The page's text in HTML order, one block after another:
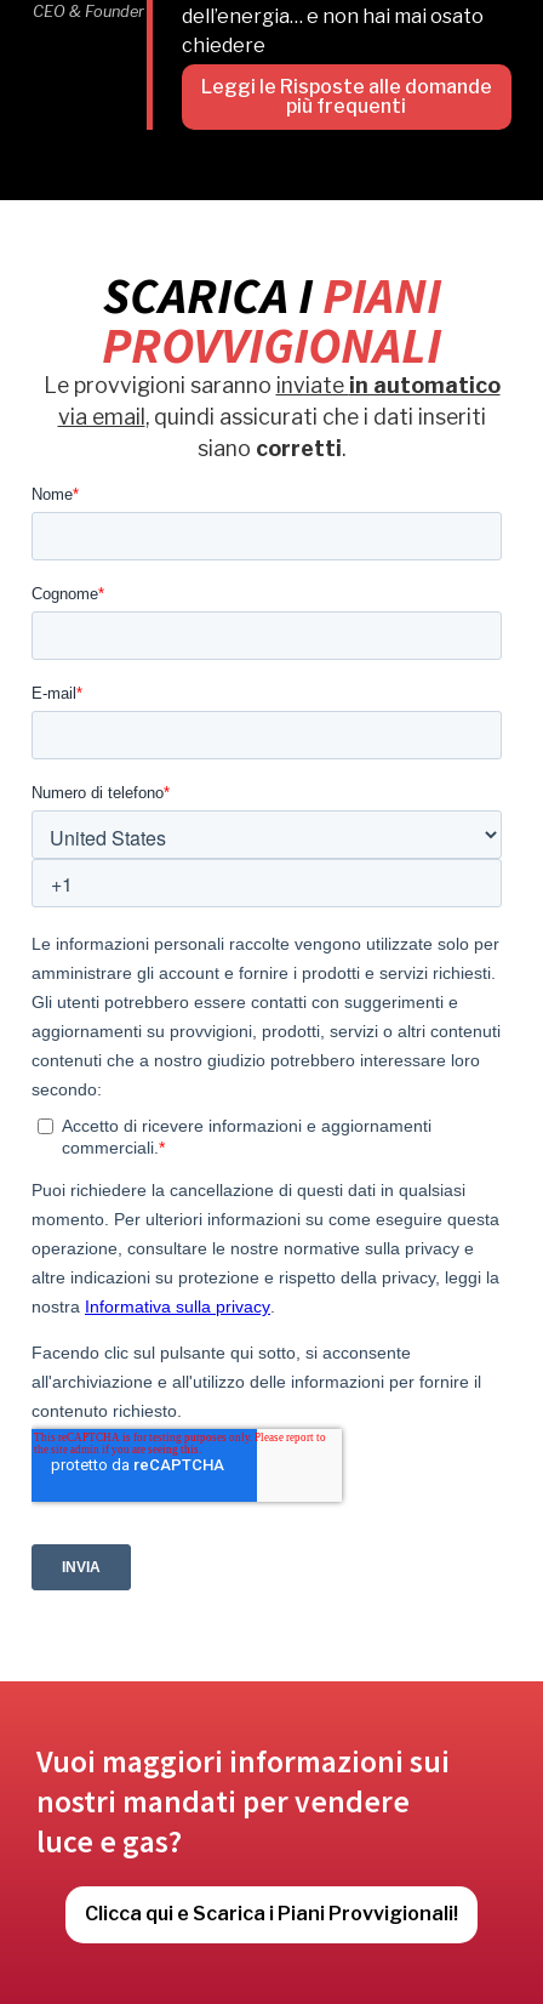
CEO & Founder
dell’energia… e non hai mai osato
chiedere
Leggi le Risposte alle domande
più frequenti
SCARICA IPIANI
PROVVIGIONALI
Le provvigioni saranno inviate in automatico
via email , quindi assicurati che i dati inseriti
siano corretti.
Vuoi maggiori informazioni sui
nostri mandati per vendere
luce e gas?
Clicca qui e Scarica i Piani Provvigionali!